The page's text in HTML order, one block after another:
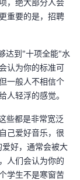
，绝大部分人会
重要的是，招聘
达到"十项全能"水
认为你的标准可
一般人不相信个
人轻浮的感觉。
些都是非常宽泛
己爱好音乐，很
好，通常会被大
人们会认为你的
学生不是寒窗苦